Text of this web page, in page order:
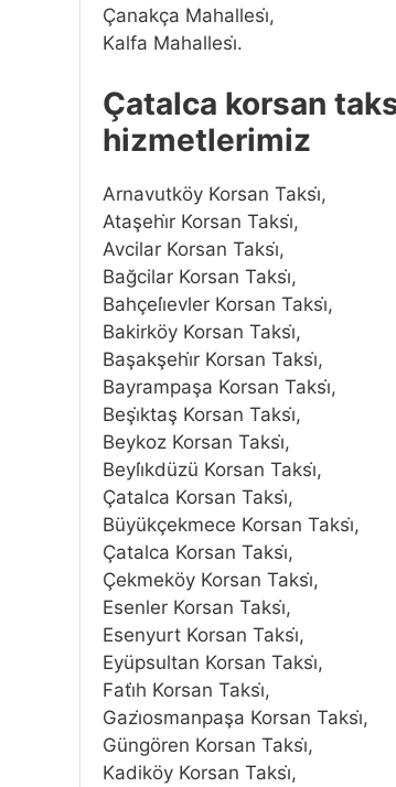
Çanakça Mahallesi̇,
Kalfa Mahallesi̇.
Çatalca korsan
hizmetlerimiz
Arnavutköy Korsan Taksi̇,
Ataşehi̇r Korsan Taksi̇,
Avcilar Korsan Taksi̇,
Bağcilar Korsan Taksi̇,
Bahçeli̇evler Korsan Taksi̇,
Bakirköy Korsan Taksi̇,
Başakşehi̇r Korsan Taksi̇,
Bayrampaşa Korsan Taksi̇,
Beşi̇ktaş Korsan Taksi̇,
Beykoz Korsan Taksi̇,
Beyli̇kdüzü Korsan Taksi̇,
Çatalca Korsan Taksi̇,
Büyükçekmece Korsan Taksi̇,
Çatalca Korsan Taksi̇,
Çekmeköy Korsan Taksi̇,
Esenler Korsan Taksi̇,
Esenyurt Korsan Taksi̇,
Eyüpsultan Korsan Taksi̇,
Fati̇h Korsan Taksi̇,
Gazi̇osmanpaşa Korsan Taksi̇,
Güngören Korsan Taksi̇,
Kadiköy Korsan Taksi̇,